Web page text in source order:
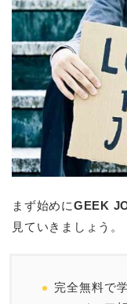
まず始めにGEEK
見ていきましょう。
完全無料で